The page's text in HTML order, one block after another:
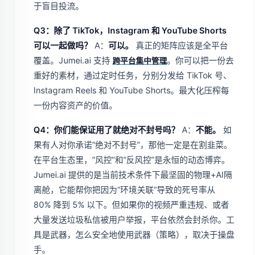
于盲目投流。
Q3：除了 TikTok，Instagram 和 YouTube Shorts
可以一起做吗？
A： 可以。
真正的矩阵应该是全平台
覆盖。Jumei.ai 支持 跨平台集中管理。你可以把一份去
重好的素材，通过定时任务，分别分发给 TikTok 号、
Instagram Reels 和 YouTube Shorts。最大化压榨每
一份内容资产的价值。
Q4：你们能保证用了就绝对不封号吗？ A： 不能。
如
果有人对你承诺“绝对不封号”，那他一定是在割韭菜。
在平台生态里，“风控”和“反风控”是永恒的动态博弈。
Jumei.ai 提供的是当前技术条件下最坚固的物理+AI隔
离舱，它能帮你把因为“环境关联”导致的死号率从
80% 降到 5% 以下。但如果你的视频严重违规、或者
大量发送垃圾私信被用户举报，平台依然会封杀你。工
具是武器，怎么安全地使用武器（策略），取决于操盘
手。